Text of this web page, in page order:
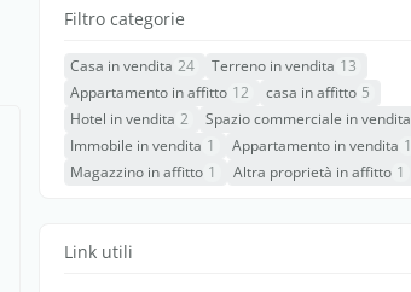
Filtro categorie
Casa in vendita 24 Terreno in vendita 13
Appartamento in affitto 12 casa in affitto 5
Hotel in vendita 2 Spazio commerciale in vendita
Immobile in vendita 1 Appartamento in vendita 1
Magazzino in affitto 1 Altra proprietà in affitto 1
Link utili